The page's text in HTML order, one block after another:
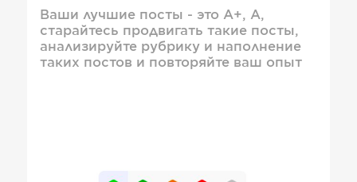
Ваши лучшие посты - это А+, А,
старайтесь продвигать такие посты,
анализируйте рубрику и наполнение
таких постов и повторяйте ваш опыт